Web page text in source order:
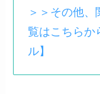
＞＞その他
覧はこちらか
ル】